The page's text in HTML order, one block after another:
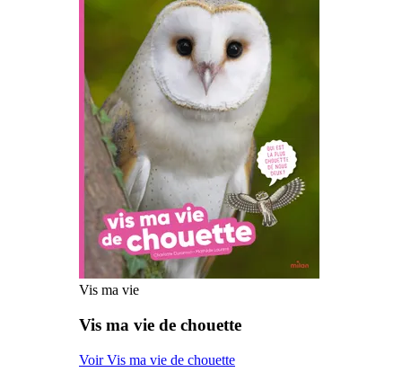
Vis ma vie
Vis ma vie de chouette
Voir Vis ma vie de chouette